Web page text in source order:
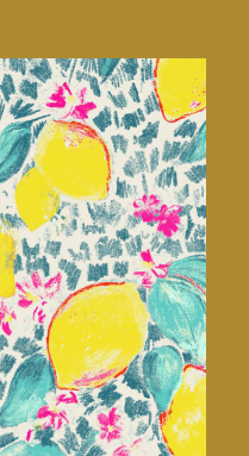
• linge de lit